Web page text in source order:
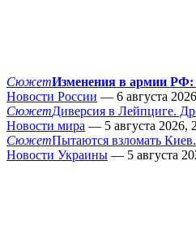
СюжетИзменения в армии РФ:
Новости России — 6 августа
СюжетДиверсия в Лейпциге.
Новости мира — 5 августа 2026,
СюжетПытаются взломать
Новости Украины — 5 августа